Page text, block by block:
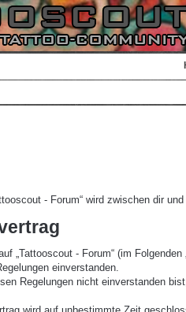
- Forum“ wird zwischen dir
„Tattooscout - Forum“ (im
einverstanden.
Regelungen nicht einverstanden